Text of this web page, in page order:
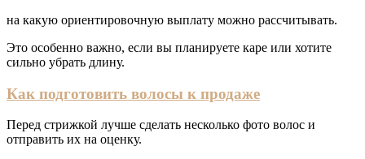
на какую ориентировочную выплату можно рассчитывать.
Это особенно важно, если вы планируете каре или хотите
сильно убрать длину.
Как подготовить волосы к продаже
Перед стрижкой лучше сделать несколько фото волос и
отправить их на оценку.